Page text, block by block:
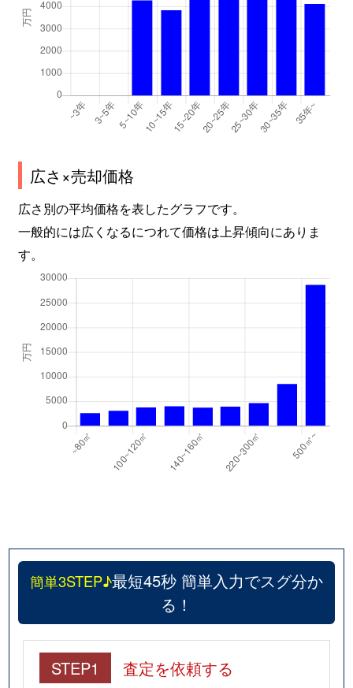
広さ×売却価格
広さ別の平均価格を表したグラフです。
一般的には広くなるにつれて価格は上昇傾向にありま
す。
簡単3STEP♪最短45秒 簡単入力でスグ分か
る！
STEP1 査定を依頼する